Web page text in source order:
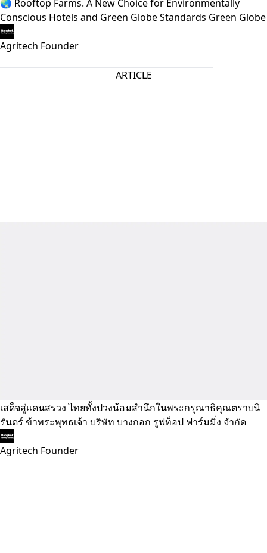
🌏 Rooftop Farms. A New Choice for Environmentally
Conscious Hotels and Green Globe Standards Green Globe
Agritech Founder
ARTICLE
เสด็จสู่แดนสรวง ไทยทั้งปวงน้อมสำนึกในพระกรุณาธิคุณตราบนิ
รันดร์ ข้าพระพุทธเจ้า บริษัท บางกอก รูฟท็อป ฟาร์มมิ่ง จำกัด
Agritech Founder